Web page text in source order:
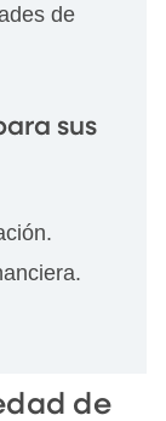
de
sus
de